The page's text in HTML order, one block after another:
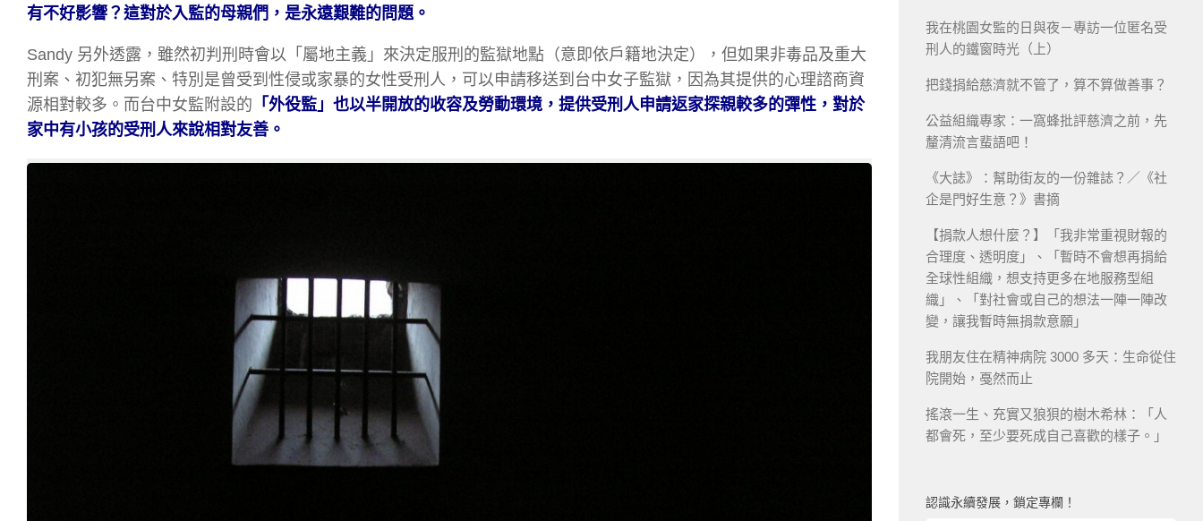
有不好影響？這對於入監的母親們，是永遠艱難的問題。
Sandy 另外透露，雖然初判刑時會以「屬地主義」來決定服刑的監獄地點（意即依戶籍地決定），但如果非毒品及重大
刑案、初犯無另案、特別是曾受到性侵或家暴的女性受刑人，可以申請移送到台中女子監獄，因為其提供的心理諮商資
源相對較多。而台中女監附設的 「外役監」也以半開放的收容及勞動環境，提供受刑人申請返家探親較多的彈性，對於
家中有小孩的受刑人來說相對友善。
我在桃園女監的日與夜－專訪一位匿名受
刑人的鐵窗時光（上）
把錢捐給慈濟就不管了，算不算做善事？
公益組織專家：一窩蜂批評慈濟之前，先
釐清流言蜚語吧！
《大誌》：幫助街友的一份雜誌？／《社
企是門好生意？》書摘
【捐款人想什麼？】「我非常重視財報的
合理度、透明度」、「暫時不會想再捐給
全球性組織，想支持更多在地服務型組
織」、「對社會或自己的想法一陣一陣改
變，讓我暫時無捐款意願」
我朋友住在精神病院 3000 多天：生命從住
院開始，戞然而止
搖滾一生、充實又狼狽的樹木希林：「人
都會死，至少要死成自己喜歡的樣子。」
認識永續發展，鎖定專欄！